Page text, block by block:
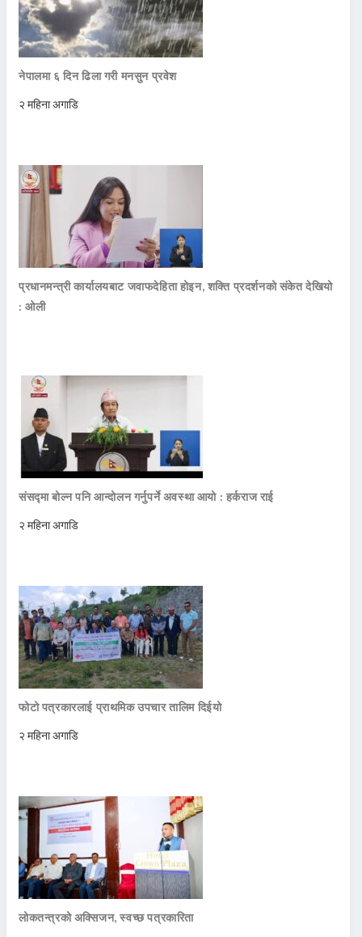
नेपालमा ६ दिन ढिला गरी मनसुन प्रवेश
२ महिना अगाडि
प्रधानमन्त्री कार्यालयबाट जवाफदेहिता होइन, शक्ति प्रदर्शनको संकेत देखियो
: ओली
संसद्मा बोल्न पनि आन्दोलन गर्नुपर्ने अवस्था आयो : हर्कराज राई
२ महिना अगाडि
फोटो पत्रकारलाई प्राथमिक उपचार तालिम दिईयो
२ महिना अगाडि
लोकतन्त्रको अक्सिजन, स्वच्छ पत्रकारिता